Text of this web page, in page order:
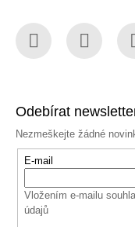
Odebírat
Nezmeškejte žádné
E-mail
Vložením e-mailu
údajů